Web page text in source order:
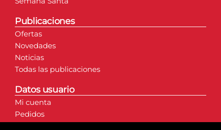
Publicaciones
Ofertas
Novedades
Noticias
Todas las publicaciones
Datos usuario
Mi cuenta
Pedidos